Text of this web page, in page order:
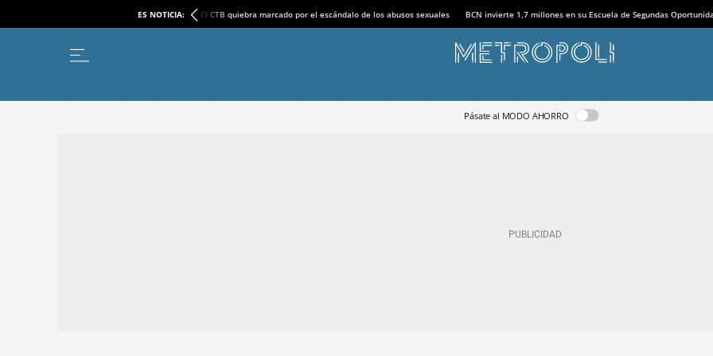
ES NOTICIA: El CTB quiebra marcado por el escándalo de los abusos sexuales BCN invierte 1,7 millones en su Escuela de Segundas
Pásate al MODO AHORRO